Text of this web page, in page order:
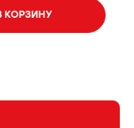
КОРЗИНУ